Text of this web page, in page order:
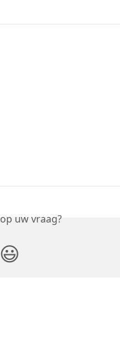
uw vraag?
😃